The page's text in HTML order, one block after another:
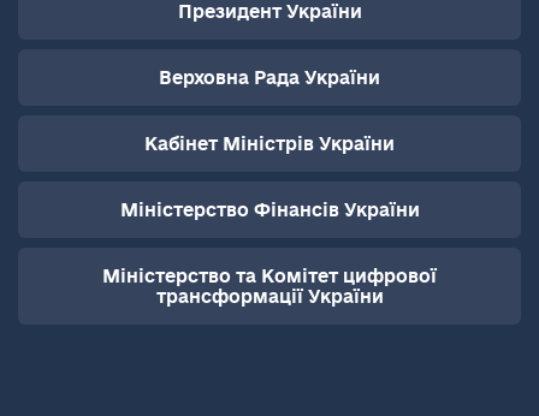
Президент України
Верховна Рада України
Кабінет Міністрів України
Міністерство Фінансів України
Міністерство та Комітет цифрової
трансформації України